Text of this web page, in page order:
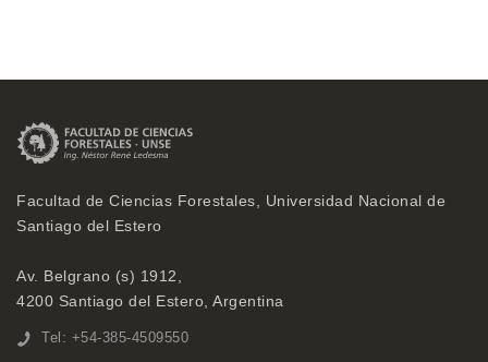
Facultad de Ciencias Forestales, Universidad Nacional de
Santiago del Estero
Av. Belgrano (s) 1912,
4200 Santiago del Estero, Argentina
Tel: +54-385-4509550